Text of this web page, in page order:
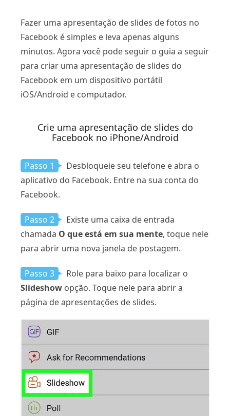
Fazer uma apresentação de slides de fotos no
Facebook é simples e leva apenas alguns
minutos. Agora você pode seguir o guia a seguir
para criar uma apresentação de slides do
Facebook em um dispositivo portátil
iOS/Android e computador.
Crie uma apresentação de slides do
Facebook no iPhone/Android
Passo 1
Desbloqueie seu telefone e abra o
aplicativo do Facebook. Entre na sua conta do
Facebook.
Passo 2
Existe uma caixa de entrada
chamada O que está em sua mente, toque nele
para abrir uma nova janela de postagem.
Passo 3
Role para baixo para localizar o
Slideshow opção. Toque nele para abrir a
página de apresentações de slides.